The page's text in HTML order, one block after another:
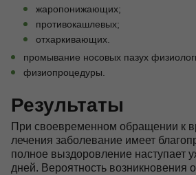
жаропонижающих;
противокашлевых;
отхаркивающих.
промывание носовых пазух
физиопроцедуры.
Результаты
При своевременном обращении к
лечения заболевание имеет
полное выздоровление наступает
дней. Вероятность возникновения